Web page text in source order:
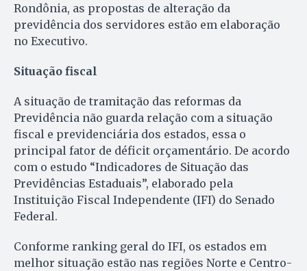
Rondônia, as propostas de alteração da
previdência dos servidores estão em elaboração
no Executivo.
Situação fiscal
A situação de tramitação das reformas da
Previdência não guarda relação com a situação
fiscal e previdenciária dos estados, essa o
principal fator de déficit orçamentário. De acordo
com o estudo “Indicadores de Situação das
Previdências Estaduais”, elaborado pela
Instituição Fiscal Independente (IFI) do Senado
Federal.
Conforme ranking geral do IFI, os estados em
melhor situação estão nas regiões Norte e Centro-